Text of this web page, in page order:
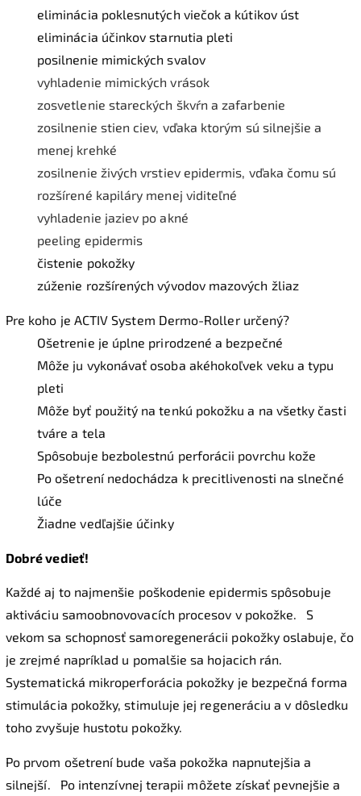
eliminácia poklesnutých viečok a kútikov úst
eliminácia účinkov starnutia pleti
posilnenie mimických svalov
vyhladenie mimických vrások
zosvetlenie stareckých škvŕn a zafarbenie
zosilnenie stien ciev, vďaka ktorým sú silnejšie a
menej krehké
zosilnenie živých vrstiev epidermis, vďaka čomu sú
rozšírené kapiláry menej viditeľné
vyhladenie jaziev po akné
peeling epidermis
čistenie pokožky
zúženie rozšírených vývodov mazových žliaz
Pre koho je ACTIV System Dermo-Roller určený?
Ošetrenie je úplne prirodzené a bezpečné
Môže ju vykonávať osoba akéhokoľvek veku a typu
pleti
Môže byť použitý na tenkú pokožku a na všetky časti
tváre a tela
Spôsobuje bezbolestnú perforácii povrchu kože
Po ošetrení nedochádza k precitlivenosti na slnečné
lúče
Žiadne vedľajšie účinky
Dobré vedieť!
Každé aj to najmenšie poškodenie epidermis spôsobuje
aktiváciu samoobnovovacích procesov v pokožke.
S
vekom sa schopnosť samoregenerácii pokožky oslabuje, čo
je zrejmé napríklad u pomalšie sa hojacich rán.
Systematická mikroperforácia pokožky je bezpečná forma
stimulácia pokožky, stimuluje jej regeneráciu a v dôsledku
toho zvyšuje hustotu pokožky.
Po prvom ošetrení bude vaša pokožka napnutejšia a
silnejší.
Po intenzívnej terapii môžete získať pevnejšie a